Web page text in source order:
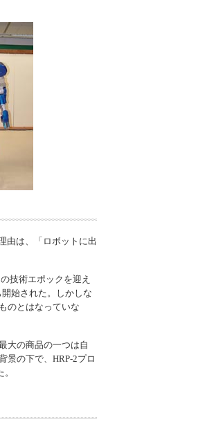
由は、「ロボットに出
技術エポックを迎え
始された。しかしな
のとはなっていな
大の商品の一つは自
景の下で、HRP-2プロ